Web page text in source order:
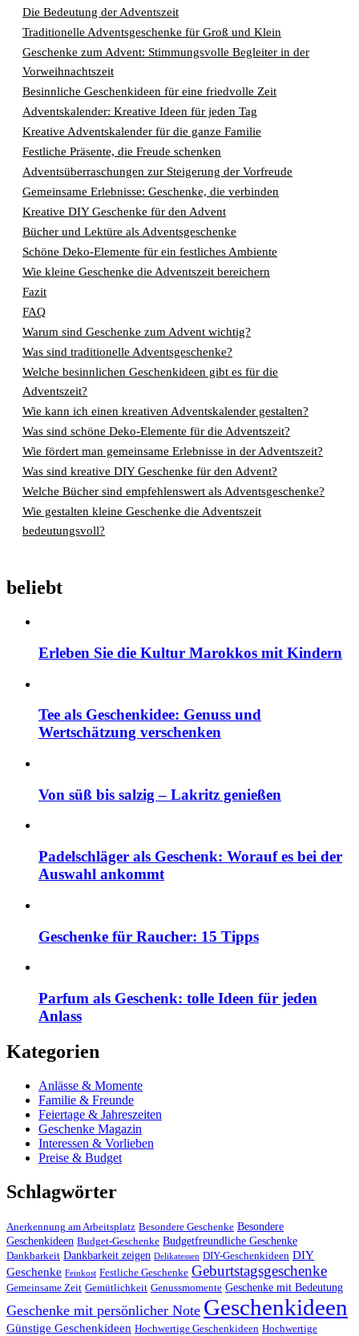
Die Bedeutung der Adventszeit
Traditionelle Adventsgeschenke für Groß und Klein
Geschenke zum Advent: Stimmungsvolle Begleiter in der
Vorweihnachtszeit
Besinnliche Geschenkideen für eine friedvolle Zeit
Adventskalender: Kreative Ideen für jeden Tag
Kreative Adventskalender für die ganze Familie
Festliche Präsente, die Freude schenken
Adventsüberraschungen zur Steigerung der Vorfreude
Gemeinsame Erlebnisse: Geschenke, die verbinden
Kreative DIY Geschenke für den Advent
Bücher und Lektüre als Adventsgeschenke
Schöne Deko-Elemente für ein festliches Ambiente
Wie kleine Geschenke die Adventszeit bereichern
Fazit
FAQ
Warum sind Geschenke zum Advent wichtig?
Was sind traditionelle Adventsgeschenke?
Welche besinnlichen Geschenkideen gibt es für die
Adventszeit?
Wie kann ich einen kreativen Adventskalender gestalten?
Was sind schöne Deko-Elemente für die Adventszeit?
Wie fördert man gemeinsame Erlebnisse in der Adventszeit?
Was sind kreative DIY Geschenke für den Advent?
Welche Bücher sind empfehlenswert als Adventsgeschenke?
Wie gestalten kleine Geschenke die Adventszeit
bedeutungsvoll?
beliebt
Erleben Sie die Kultur Marokkos mit Kindern
Tee als Geschenkidee: Genuss und
Wertschätzung verschenken
Von süß bis salzig – Lakritz genießen
Padelschläger als Geschenk: Worauf es bei der
Auswahl ankommt
Geschenke für Raucher: 15 Tipps
Parfum als Geschenk: tolle Ideen für jeden
Anlass
Kategorien
Anlässe & Momente
Familie & Freunde
Feiertage & Jahreszeiten
Geschenke Magazin
Interessen & Vorlieben
Preise & Budget
Schlagwörter
Anerkennung am Arbeitsplatz Besondere Geschenke Besondere
Geschenkideen Budget-Geschenke Budgetfreundliche Geschenke
Dankbarkeit Dankbarkeit zeigen Delikatessen DIY-Geschenkideen DIY
Geschenke Feinkost Festliche Geschenke Geburtstagsgeschenke
Gemeinsame Zeit Gemütlichkeit Genussmomente Geschenke mit Bedeutung
Geschenke mit persönlicher Note Geschenkideen
Günstige Geschenkideen Hochwertige Geschenkideen Hochwertige